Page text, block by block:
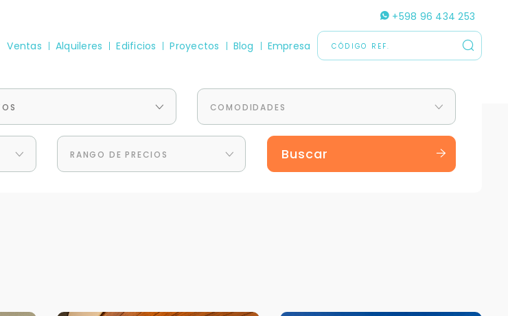
+598 96 434 253
Ventas Alquileres Edificios Proyectos Blog Empresa
COMODIDADES
RANGO DE PRECIOS Buscar